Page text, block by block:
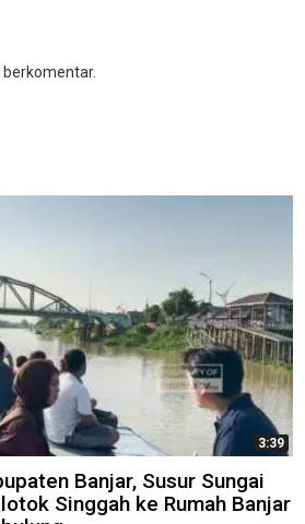
3:39
Banjar, Susur Sungai
Singgah ke Rumah Banjar